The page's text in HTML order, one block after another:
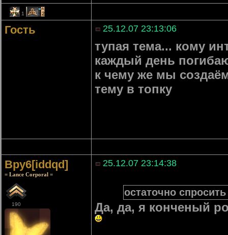
1 2
Гость 25.12.07 23:13:06
тупая тема... кому
каждый день
к чему же мы
тему в топку
Bpy6[iddqd]
= Lance Corporal =
190
25.12.07 23:14:38
остаточно
Да, да, я конченый